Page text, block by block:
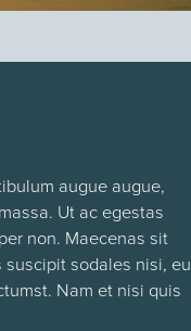
augue augue,
Ut ac egestas
non. Maecenas sit
sodales nisi, eu
Nam et nisi quis